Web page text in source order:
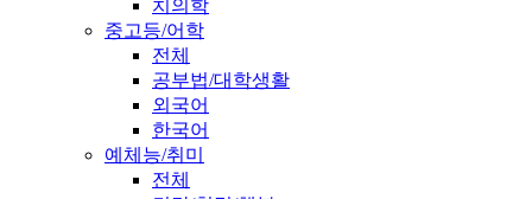
치의학
중고등/어학
전체
공부법/대학생활
외국어
한국어
예체능/취미
전체